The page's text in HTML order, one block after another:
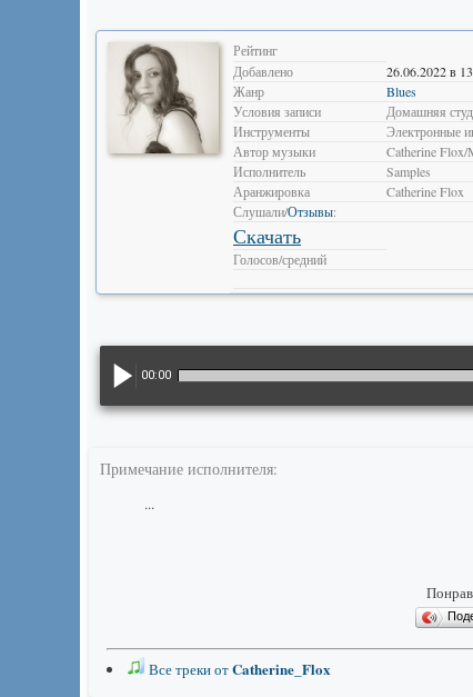
Рейтинг
Добавлено
26.06.2022 в
Жанр
Blues
Условия записи
Домашняя
Инструменты
Электронные
Автор музыки
Catherine
Исполнитель
Samples
Аранжировка
Catherine Flox
Слушали/Отзывы:
Скачать
Голосов/средний
00:00
Примечание исполнителя:
...
Все треки отCatherine_Flox